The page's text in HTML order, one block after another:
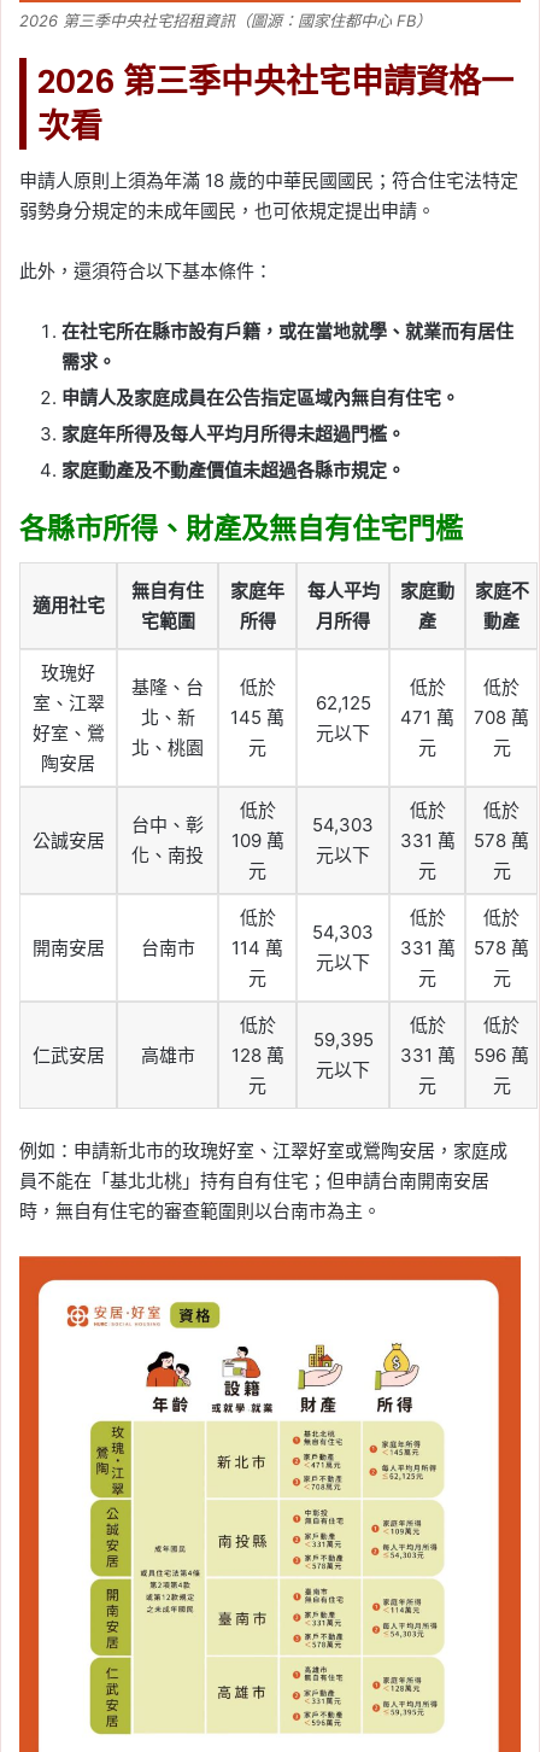
2026 第三季中央社宅招租資訊（圖源：國家住都中心 FB）
2026 第三季中央社宅申請資格一
次看
申請人原則上須為年滿 18 歲的中華民國國民；符合住宅法特定
弱勢身分規定的未成年國民，也可依規定提出申請。
此外，還須符合以下基本條件：
在社宅所在縣市設有戶籍，或在當地就學、就業而有居住
需求。
申請人及家庭成員在公告指定區域內無自有住宅。
家庭年所得及每人平均月所得未超過門檻。
家庭動產及不動產價值未超過各縣市規定。
各縣市所得、財產及無自有住宅門檻
適用社宅
無自有住
宅範圍
家庭年
所得
每人平均
月所得
家庭動
產
家庭不
動產
玫瑰好
室、江翠
好室、鶯
陶安居
基隆、台
北、新
北、桃園
低於
145 萬
元
62,125
元以下
低於
471 萬
元
低於
708 萬
元
公誠安居
台中、彰
化、南投
低於
109 萬
元
54,303
元以下
低於
331 萬
元
低於
578 萬
元
開南安居 台南市
低於
114 萬
元
54,303
元以下
低於
331 萬
元
低於
578 萬
元
仁武安居 高雄市
低於
128 萬
元
59,395
元以下
低於
331 萬
元
低於
596 萬
元
例如：申請新北市的玫瑰好室、江翠好室或鶯陶安居，家庭成
員不能在「基北北桃」持有自有住宅；但申請台南開南安居
時，無自有住宅的審查範圍則以台南市為主。